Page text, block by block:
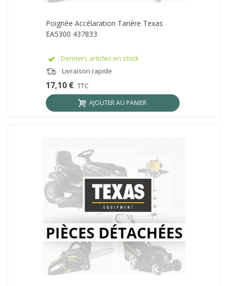
Poignée Accélaration Tarière Texas
EA5300 437833
Derniers articles en stock
Livraison rapide
17,10 € TTC
AJOUTER AU PANIER